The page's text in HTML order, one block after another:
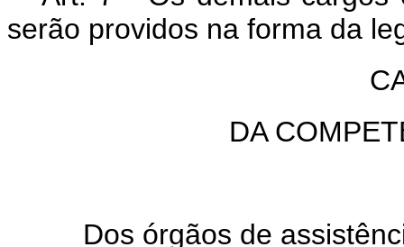
serão providos na forma da
DA
Dos órgãos de